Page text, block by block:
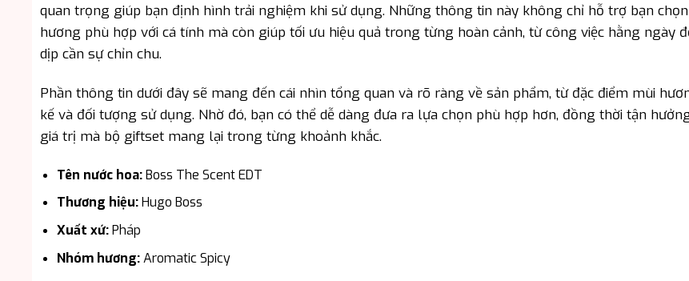
quan trọng giúp bạn định hình trải nghiệm khi sử dụng. Những thông tin này không chỉ hỗ trợ bạn
hương phù hợp với cá tính mà còn giúp tối ưu hiệu quả trong từng hoàn cảnh, từ công việc hằng ngày
dịp cần sự chỉn chu.
Phần thông tin dưới đây sẽ mang đến cái nhìn tổng quan và rõ ràng về sản phẩm, từ đặc điểm mùi
kế và đối tượng sử dụng. Nhờ đó, bạn có thể dễ dàng đưa ra lựa chọn phù hợp hơn, đồng thời tận
giá trị mà bộ giftset mang lại trong từng khoảnh khắc.
Tên nước hoa:Boss The Scent EDT
Thương hiệu:Hugo Boss
Xuất xứ:Pháp
Nhóm hương:Aromatic Spicy